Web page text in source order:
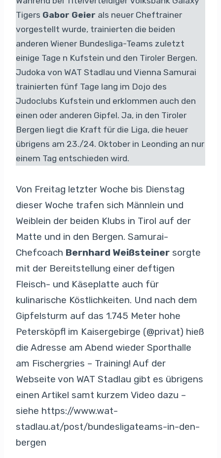
Tigers Gabor Geier als neuer Cheftrainer
vorgestellt wurde, trainierten die beiden
anderen Wiener Bundesliga-Teams zuletzt
einige Tage n Kufstein und den Tiroler Bergen.
Judoka von WAT Stadlau und Vienna Samurai
trainierten fünf Tage lang im Dojo des
Judoclubs Kufstein und erklommen auch den
einen oder anderen Gipfel. Ja, in den Tiroler
Bergen liegt die Kraft für die Liga, die heuer
übrigens am 23./24. Oktober in Leonding an nur
einem Tag entschieden wird.
Von Freitag letzter Woche bis Dienstag
dieser Woche trafen sich Männlein und
Weiblein der beiden Klubs in Tirol auf der
Matte und in den Bergen. Samurai-
Chefcoach Bernhard Weißsteiner sorgte
mit der Bereitstellung einer deftigen
Fleisch- und Käseplatte auch für
kulinarische Köstlichkeiten. Und nach dem
Gipfelsturm auf das 1.745 Meter hohe
Petersköpfl im Kaisergebirge (@privat) hieß
die Adresse am Abend wieder Sporthalle
am Fischergries – Training! Auf der
Webseite von WAT Stadlau gibt es übrigens
einen Artikel samt kurzem Video dazu –
siehe https://www.wat-
stadlau.at/post/bundesligateams-in-den-
bergen